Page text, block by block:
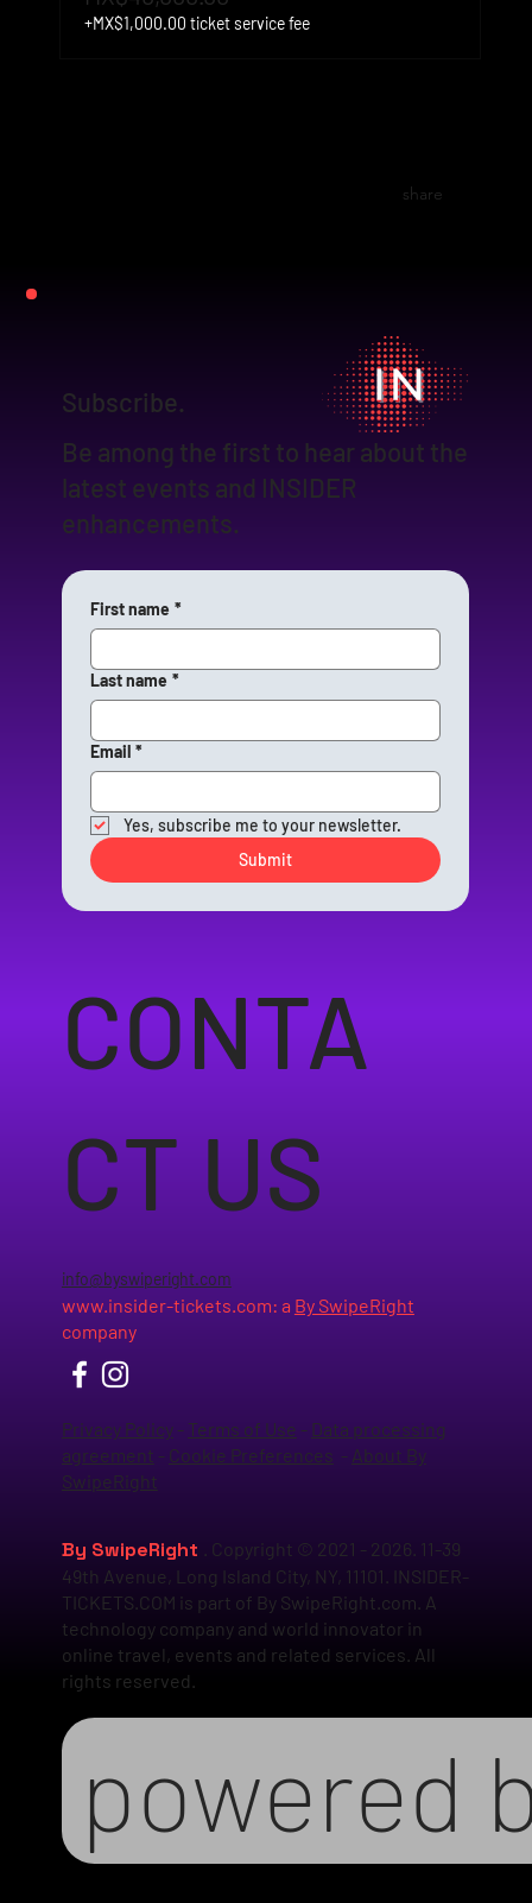
+MX$1,000.00 ticket service fee
share
CONTA
CT US
info@byswiperight.com
www.insider-tickets.com: a By SwipeRight
company
Privacy Policy- Terms of Use - Data processing
agreement - Cookie Preferences - About By
SwipeRight
By SwipeRight
. Copyright © 2021 - 2026. 11-39
49th Avenue, Long Island City, NY, 11101. INSIDER-
TICKETS.COM is part of By SwipeRight.com. A
technology company and world innovator in
online travel, events and related services. All
rights reserved.
powered
Subscribe.
Be among the first to hear about the
latest events and INSIDER
enhancements.
First name *
Last name *
Email *
Yes, subscribe me to your newsletter.
Submit